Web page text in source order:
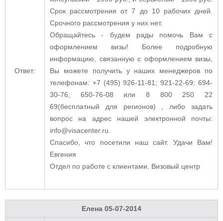
Ответ:
Срок рассмотрения от 7 до 10 рабочих дней.
Срочного рассмотрения у них нет.
Обращайтесь - будем рады помочь Вам с
оформлением визы! Более подробную
информацию, связанную с оформлением визы,
Вы можете получить у наших менеджеров по
телефонам: +7 (495) 926-11-81; 921-22-69; 694-
30-76; 650-76-08 или 8 800 250 22
69(бесплатный для регионов) , либо задать
вопрос на адрес нашей электронной почты:
info@visacenter.ru.
Спасибо, что посетили наш сайт. Удачи Вам!
Евгения
Отдел по работе с клиентами. Визовый центр
Елена 05-07-2014